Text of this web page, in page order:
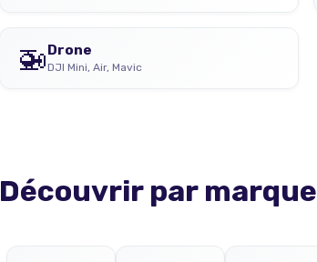
🚁Drone
DJI Mini, Air, Mavic
Découvrir par marque